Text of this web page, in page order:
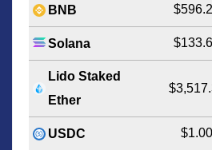
BNB
Solana
Lido Staked
Ether
USDC $1.00